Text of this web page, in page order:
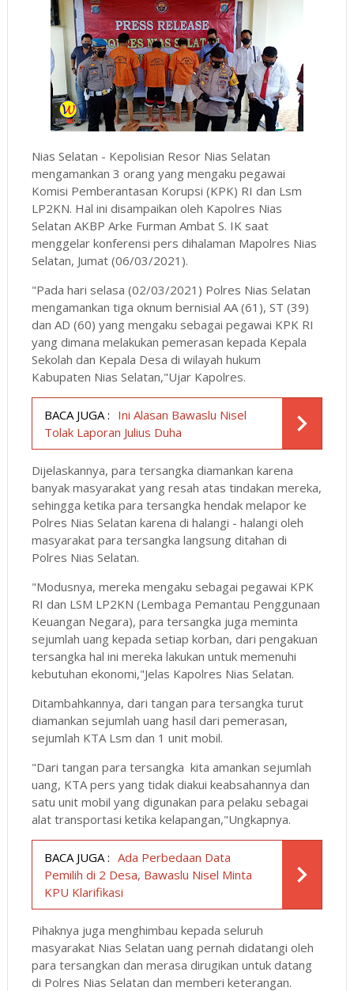
Nias Selatan - Kepolisian Resor Nias Selatan
mengamankan 3 orang yang mengaku pegawai
Komisi Pemberantasan Korupsi (KPK) RI dan Lsm
LP2KN. Hal ini disampaikan oleh Kapolres Nias
Selatan AKBP Arke Furman Ambat S. IK saat
menggelar konferensi pers dihalaman Mapolres Nias
Selatan, Jumat (06/03/2021).
"Pada hari selasa (02/03/2021) Polres Nias Selatan
mengamankan tiga oknum bernisial AA (61), ST (39)
dan AD (60) yang mengaku sebagai pegawai KPK RI
yang dimana melakukan pemerasan kepada Kepala
Sekolah dan Kepala Desa di wilayah hukum
Kabupaten Nias Selatan,"Ujar Kapolres.
BACA JUGA : Ini Alasan Bawaslu Nisel
Tolak Laporan Julius Duha
Dijelaskannya, para tersangka diamankan karena
banyak masyarakat yang resah atas tindakan mereka,
sehingga ketika para tersangka hendak melapor ke
Polres Nias Selatan karena di halangi - halangi oleh
masyarakat para tersangka langsung ditahan di
Polres Nias Selatan.
"Modusnya, mereka mengaku sebagai pegawai KPK
RI dan LSM LP2KN (Lembaga Pemantau Penggunaan
Keuangan Negara), para tersangka juga meminta
sejumlah uang kepada setiap korban, dari pengakuan
tersangka hal ini mereka lakukan untuk memenuhi
kebutuhan ekonomi,"Jelas Kapolres Nias Selatan.
Ditambahkannya, dari tangan para tersangka turut
diamankan sejumlah uang hasil dari pemerasan,
sejumlah KTA Lsm dan 1 unit mobil.
"Dari tangan para tersangka kita amankan sejumlah
uang, KTA pers yang tidak diakui keabsahannya dan
satu unit mobil yang digunakan para pelaku sebagai
alat transportasi ketika kelapangan,"Ungkapnya.
BACA JUGA : Ada Perbedaan Data
Pemilih di 2 Desa, Bawaslu Nisel Minta
KPU Klarifikasi
Pihaknya juga menghimbau kepada seluruh
masyarakat Nias Selatan uang pernah didatangi oleh
para tersangkan dan merasa dirugikan untuk datang
di Polres Nias Selatan dan memberi keterangan.